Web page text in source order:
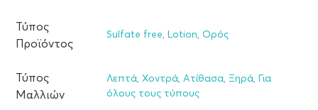
Τύπος
Προϊόντος
Sulfate free, Lotion, Ορός
Τύπος
Μαλλιών
Λεπτά, Χοντρά, Ατίθασα, Ξηρά,
Για
όλους τους τύπους